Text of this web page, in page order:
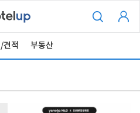
견적 부동산